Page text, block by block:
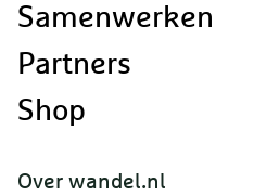
Samenwerken
Partners
Shop
Over wandel.nl